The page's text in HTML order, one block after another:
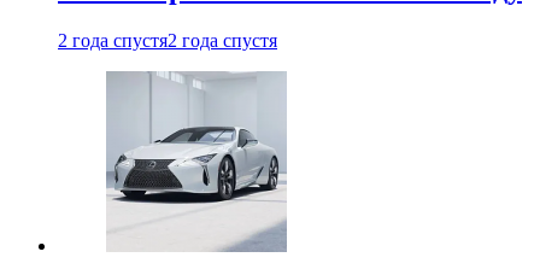
2 года спустя2 года спустя